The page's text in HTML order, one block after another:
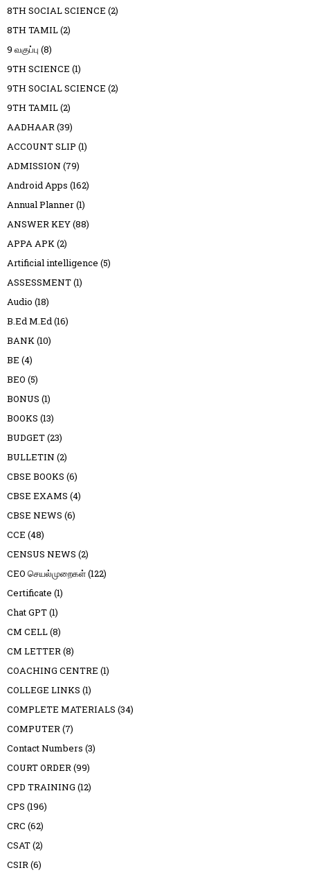
8TH SOCIAL SCIENCE (2)
8TH TAMIL(2)
9 வகுப்பு (8)
9TH SCIENCE (1)
9TH SOCIAL SCIENCE (2)
9TH TAMIL(2)
AADHAAR(39)
ACCOUNT SLIP (1)
ADMISSION (79)
Android Apps (162)
Annual Planner(1)
ANSWER KEY(88)
APPA APK(2)
Artificial intelligence (5)
ASSESSMENT(1)
Audio (18)
B.Ed M.Ed(16)
BANK(10)
BE (4)
BEO (5)
BONUS (1)
BOOKS (13)
BUDGET(23)
BULLETIN (2)
CBSE BOOKS (6)
CBSE EXAMS (4)
CBSE NEWS (6)
CCE (48)
CENSUS NEWS (2)
CEO செயல்முறைகள்(122)
Certificate (1)
Chat GPT(1)
CM CELL(8)
CM LETTER(8)
COACHING CENTRE (1)
COLLEGE LINKS (1)
COMPLETE MATERIALS (34)
COMPUTER(7)
Contact Numbers (3)
COURT ORDER(99)
CPD TRAINING (12)
CPS (196)
CRC (62)
CSAT(2)
CSIR(6)